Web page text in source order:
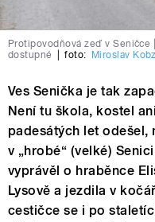
Protipovodňová zeď v
dostupné
foto: Miroslav
Ves Senička je tak
Není tu škola, kostel
padesátých let odešel,
v „hrobé“ (velké)
vyprávěl o hraběnce
Lysově a jezdila v
cestičce se i po